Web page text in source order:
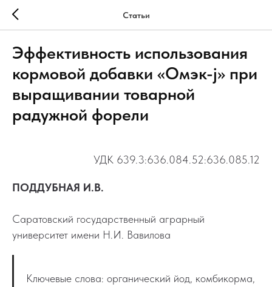
Статьи
Эффективность использования
кормовой добавки «Омэк-j» при
выращивании товарной
радужной форели
УДК 639.3:636.084.52:636.085.12
ПОДДУБНАЯ И.В.
Саратовский государственный аграрный
университет имени Н.И. Вавилова
Ключевые слова: органический йод, комбикорма,